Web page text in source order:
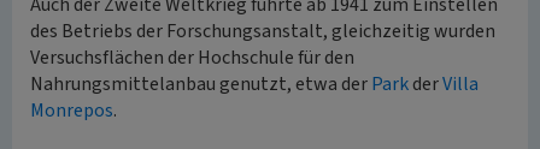
des Betriebs der Forschungsanstalt, gleichzeitig wurden
Versuchsflächen der Hochschule für den
Nahrungsmittelanbau genutzt, etwa derParkderVilla
Monrepos.